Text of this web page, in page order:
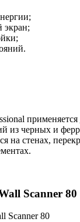
экран;
применяется
из черных и
на стенах,
Scanner 80